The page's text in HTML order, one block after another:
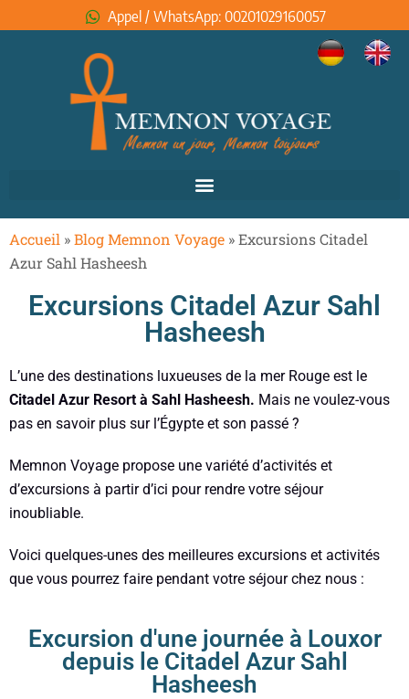
Appel / WhatsApp: 00201029160057
Accueil »Blog Memnon Voyage »Excursions Citadel
Azur Sahl Hasheesh
Excursions Citadel Azur Sahl
Hasheesh
L’une des destinations luxueuses de la mer Rouge est le
Citadel Azur Resort à Sahl Hasheesh. Mais ne voulez-vous
pas en savoir plus sur l’Égypte et son passé ?
Memnon Voyage propose une variété d’activités et
d’excursions à partir d’ici pour rendre votre séjour
inoubliable.
Voici quelques-unes des meilleures excursions et activités
que vous pourrez faire pendant votre séjour chez nous :
Excursion d'une journée à Louxor
depuis le Citadel Azur Sahl
Hasheesh